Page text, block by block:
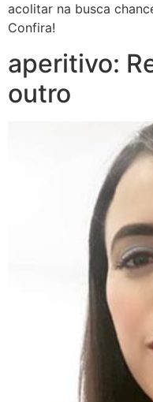
acolitar na busca
Confira!
aperitivo:
outro